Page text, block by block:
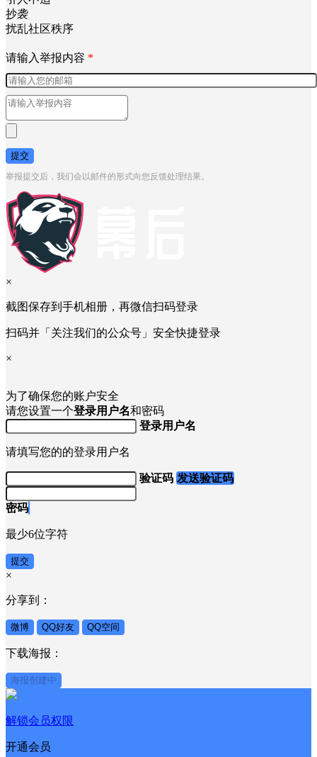
抄袭
扰乱社区秩序
请输入举报内容 *
提交
举报提交后，我们会以邮件的形式向您反馈处理结果。
×
截图保存到手机相册，再微信扫码登录
扫码并「关注我们的公众号」安全快捷登录
×
为了确保您的账户安全
请您设置一个登录用户名和密码
登录用户名
请填写您的的登录用户名
验证码 发送验证码
密码
最少6位字符
提交
×
分享到：
微博 QQ好友 QQ空间
下载海报：
海报创建中
解锁会员权限
开通会员